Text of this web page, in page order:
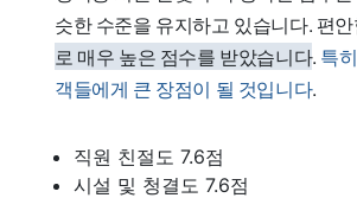
슷한 수준을 유지하고 있습니다. 편
로 매우 높은 점수를 받았습니다. 특
객들에게 큰 장점이 될 것입니다.
직원 친절도 7.6점
시설 및 청결도 7.6점